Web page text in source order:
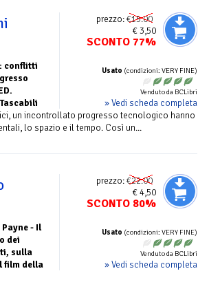
prezzo:€15.00
€ 3,50
SCONTO 77%
Usato (condizioni: VERY FINE)
Venduto da BCLibri
» Vedi scheda completa
conflitti
un incontrollato progresso tecnologico hanno
lo spazio e il tempo. Così un...
prezzo:€22.00
€ 4,50
SCONTO 80%
Usato (condizioni: VERY FINE)
Venduto da BCLibri
» Vedi scheda completa
- Il
dei
sulla
film della